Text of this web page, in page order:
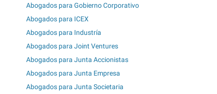
Abogados para Gobierno Corporativo
Abogados para ICEX
Abogados para Industría
Abogados para Joint Ventures
Abogados para Junta Accionistas
Abogados para Junta Empresa
Abogados para Junta Societaria